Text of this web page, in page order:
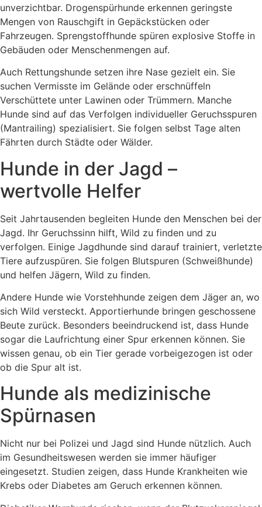
unverzichtbar. Drogenspürhunde erkennen geringste
Mengen von Rauschgift in Gepäckstücken oder
Fahrzeugen. Sprengstoffhunde spüren explosive Stoffe in
Gebäuden oder Menschenmengen auf.
Auch Rettungshunde setzen ihre Nase gezielt ein. Sie
suchen Vermisste im Gelände oder erschnüffeln
Verschüttete unter Lawinen oder Trümmern. Manche
Hunde sind auf das Verfolgen individueller Geruchsspuren
(Mantrailing) spezialisiert. Sie folgen selbst Tage alten
Fährten durch Städte oder Wälder.
Hunde in der Jagd –
wertvolle Helfer
Seit Jahrtausenden begleiten Hunde den Menschen bei der
Jagd. Ihr Geruchssinn hilft, Wild zu finden und zu
verfolgen. Einige Jagdhunde sind darauf trainiert, verletzte
Tiere aufzuspüren. Sie folgen Blutspuren (Schweißhunde)
und helfen Jägern, Wild zu finden.
Andere Hunde wie Vorstehhunde zeigen dem Jäger an, wo
sich Wild versteckt. Apportierhunde bringen geschossene
Beute zurück. Besonders beeindruckend ist, dass Hunde
sogar die Laufrichtung einer Spur erkennen können. Sie
wissen genau, ob ein Tier gerade vorbeigezogen ist oder
ob die Spur alt ist.
Hunde als medizinische
Spürnasen
Nicht nur bei Polizei und Jagd sind Hunde nützlich. Auch
im Gesundheitswesen werden sie immer häufiger
eingesetzt. Studien zeigen, dass Hunde Krankheiten wie
Krebs oder Diabetes am Geruch erkennen können.